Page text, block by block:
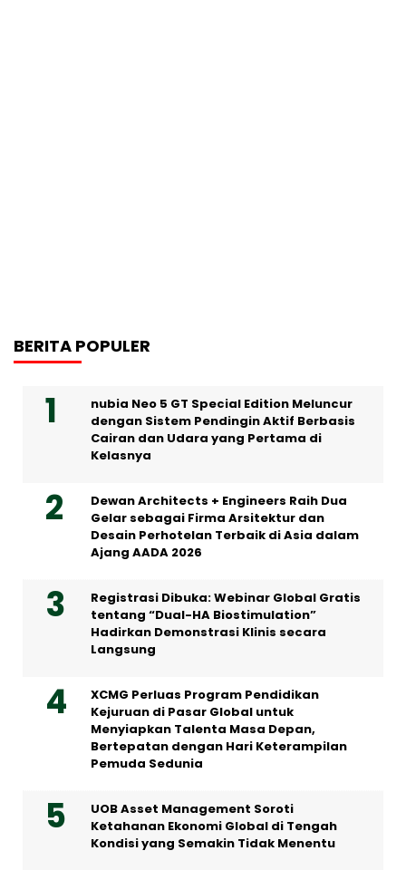
BERITA POPULER
nubia Neo 5 GT Special Edition Meluncur
dengan Sistem Pendingin Aktif Berbasis
Cairan dan Udara yang Pertama di
Kelasnya
Dewan Architects + Engineers Raih Dua
Gelar sebagai Firma Arsitektur dan
Desain Perhotelan Terbaik di Asia dalam
Ajang AADA 2026
Registrasi Dibuka: Webinar Global Gratis
tentang “Dual-HA Biostimulation”
Hadirkan Demonstrasi Klinis secara
Langsung
XCMG Perluas Program Pendidikan
Kejuruan di Pasar Global untuk
Menyiapkan Talenta Masa Depan,
Bertepatan dengan Hari Keterampilan
Pemuda Sedunia
UOB Asset Management Soroti
Ketahanan Ekonomi Global di Tengah
Kondisi yang Semakin Tidak Menentu